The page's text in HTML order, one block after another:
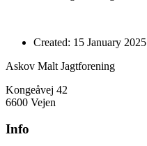
Created: 15 January 2025
Askov Malt Jagtforening
Kongeåvej 42
6600 Vejen
Info